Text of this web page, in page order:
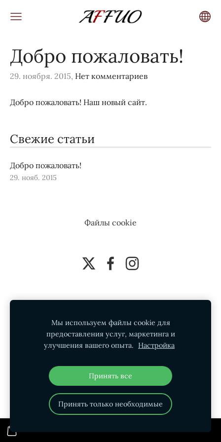
Свежие статьи
Добро пожаловать!
29. нояб. 2015
Добро пожаловать!
29. ноября. 2015, Нет комментариев
Добро пожаловать! Наш новый сайт.
Файлы cookie
Мы используем файлы cookie для
предоставления услуг, маркетинга и
улучшения вашего опыта.
Настройка
Принять все
Принять только необходимые